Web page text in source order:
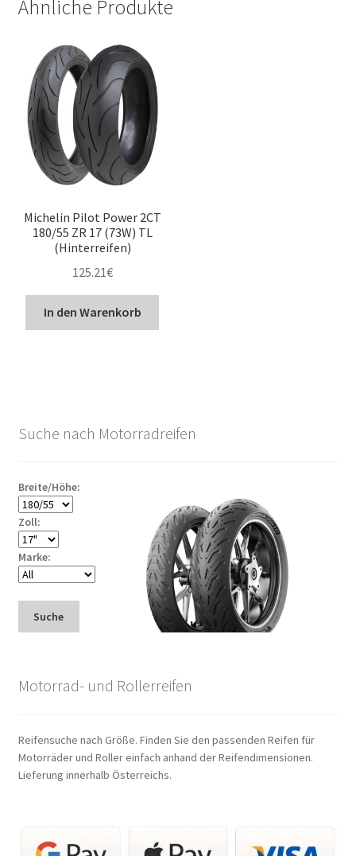
Ähnliche Produkte
Michelin Pilot Power 2CT
180/55 ZR 17 (73W) TL
(Hinterreifen)
125.21€
In den Warenkorb
Suche nach Motorradreifen
Breite/Höhe:
Zoll:
Marke:
Suche
Motorrad- und Rollerreifen
Reifensuche nach Größe. Finden Sie den passenden Reifen für
Motorräder und Roller einfach anhand der Reifendimensionen.
Lieferung innerhalb Österreichs.